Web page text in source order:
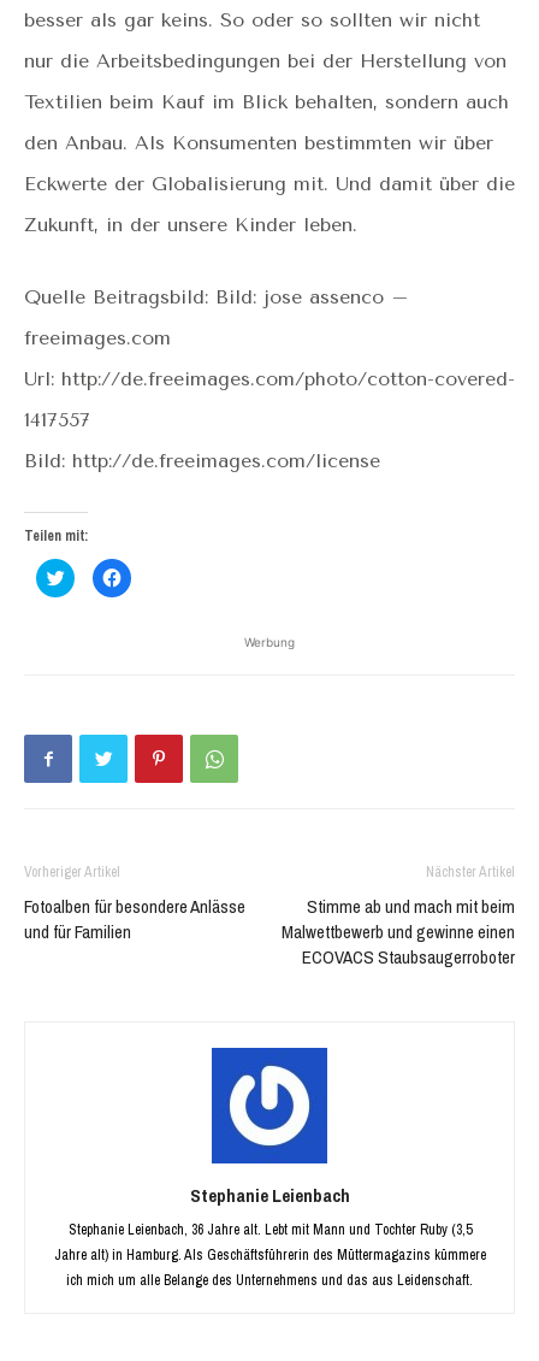
besser als gar keins. So oder so sollten wir nicht
nur die Arbeitsbedingungen bei der Herstellung von
Textilien beim Kauf im Blick behalten, sondern auch
den Anbau. Als Konsumenten bestimmten wir über
Eckwerte der Globalisierung mit. Und damit über die
Zukunft, in der unsere Kinder leben.
Quelle Beitragsbild: Bild: jose assenco –
freeimages.com
Url: http://de.freeimages.com/photo/cotton-covered-
1417557
Bild: http://de.freeimages.com/license
Teilen mit:
Klick,
um
Klick,
um
Werbung
Vorheriger Artikel
Fotoalben für besondere Anlässe
und für Familien
Nächster Artikel
Stimme ab und mach mit beim
Malwettbewerb und gewinne einen
ECOVACS Staubsaugerroboter
Stephanie Leienbach
Stephanie Leienbach, 36 Jahre alt. Lebt mit Mann und Tochter Ruby (3,5
Jahre alt) in Hamburg. Als Geschäftsführerin des Müttermagazins kümmere
ich mich um alle Belange des Unternehmens und das aus Leidenschaft.